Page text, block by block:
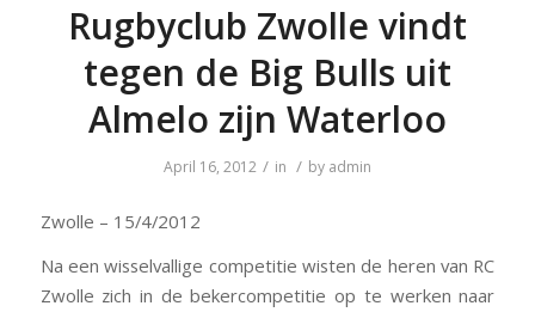
Rugbyclub Zwolle vindt
tegen de Big Bulls uit
Almelo zijn Waterloo
April 16, 2012 / in / by admin
Zwolle – 15/4/2012
Na een wisselvallige competitie wisten de heren van RC
Zwolle zich in de bekercompetitie op te werken naar